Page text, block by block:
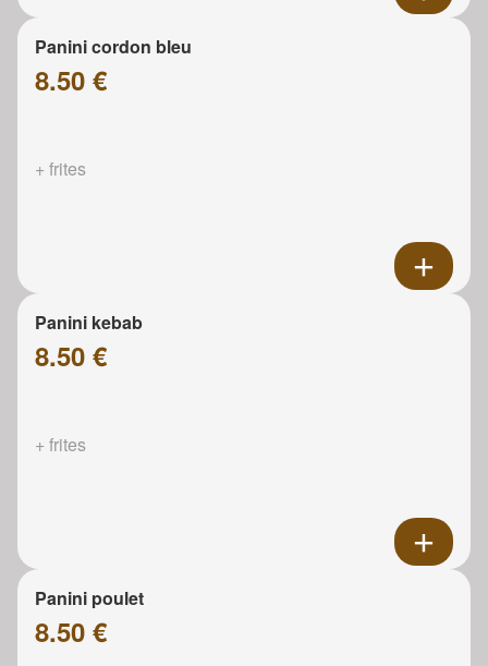
Panini cordon bleu
8.50 €
+ frites
Panini kebab
8.50 €
+ frites
Panini poulet
8.50 €